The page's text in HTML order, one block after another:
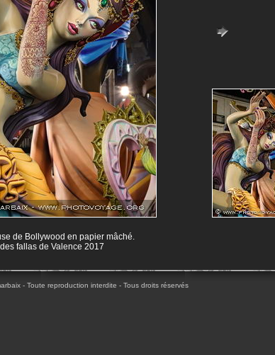
de Bollywood en papier mâché.
fallas de Valence 2017
- Toute reproduction interdite - Tous droits réservés